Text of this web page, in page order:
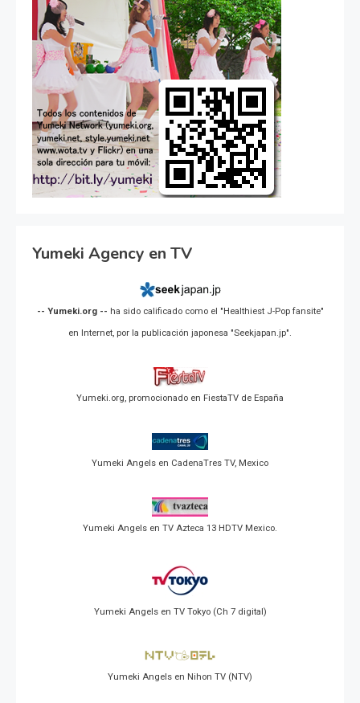
Yumeki Agency en TV
-- Yumeki.org -- ha sido calificado como el "Healthiest J-Pop fansite"
en Internet, por la publicación japonesa "Seekjapan.jp".
Yumeki.org, promocionado en FiestaTV de España
Yumeki Angels en CadenaTres TV, Mexico
Yumeki Angels en TV Azteca 13 HDTV Mexico.
Yumeki Angels en TV Tokyo (Ch 7 digital)
Yumeki Angels en Nihon TV (NTV)